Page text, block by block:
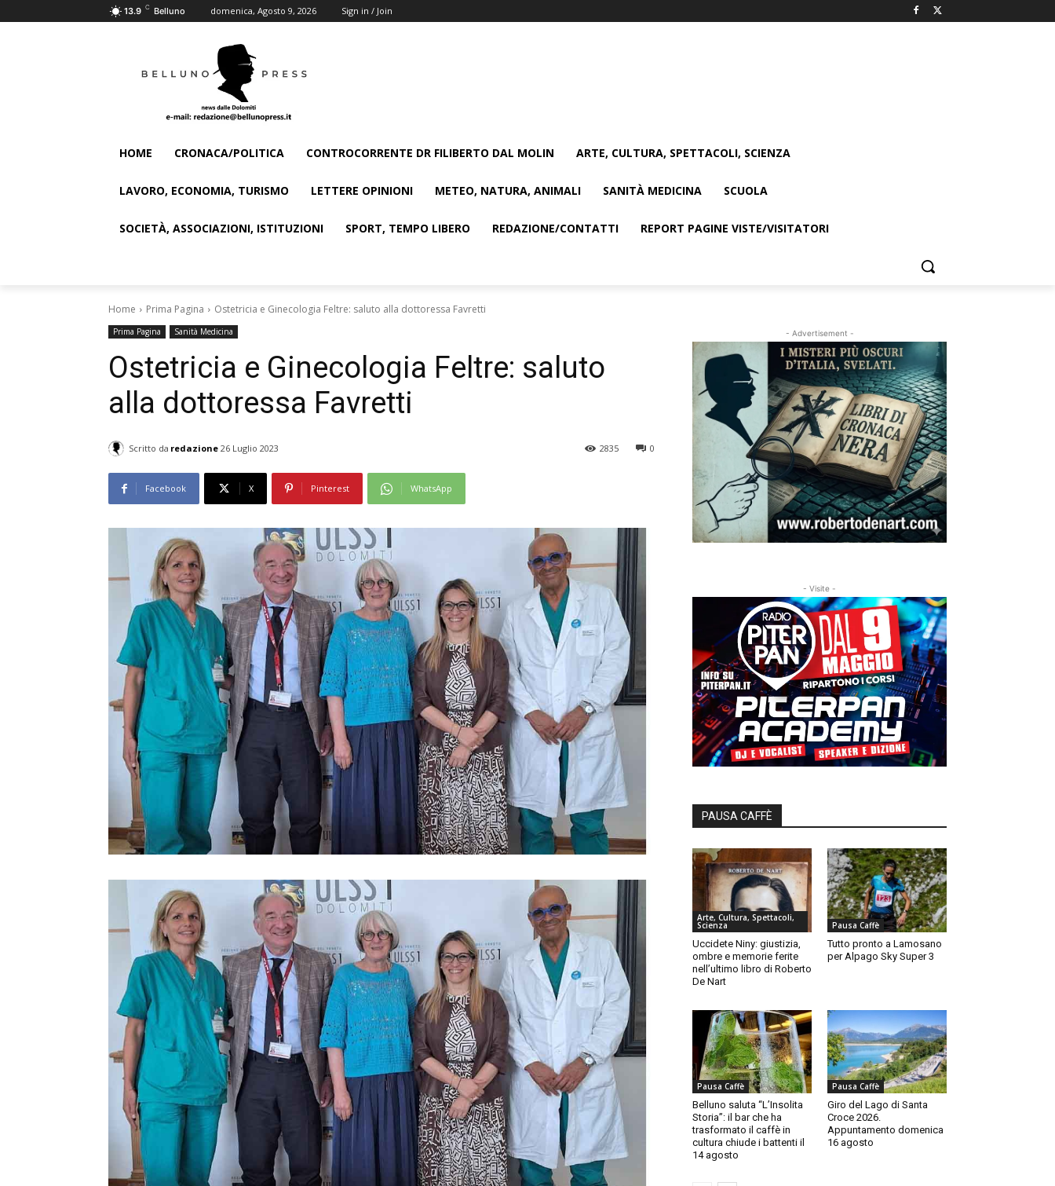
13.9 C Belluno domenica, Agosto 9, 2026 Sign in / Join
HOME CRONACA/POLITICA CONTROCORRENTE DR FILIBERTO DAL MOLIN ARTE, CULTURA, SPETTACOLI, SCIENZA
LAVORO, ECONOMIA, TURISMO LETTERE OPINIONI METEO, NATURA, ANIMALI SANITÀ MEDICINA SCUOLA
SOCIETÀ, ASSOCIAZIONI, ISTITUZIONI SPORT, TEMPO LIBERO REDAZIONE/CONTATTI REPORT PAGINE VISTE/VISITATORI
Home Prima Pagina Ostetricia e Ginecologia Feltre: saluto alla dottoressa Favretti
Prima Pagina Sanità Medicina
Ostetricia e Ginecologia Feltre: saluto
alla dottoressa Favretti
Scritto da redazione 26 Luglio 2023 0
2835
Facebook X Pinterest WhatsApp
- Advertisement -
- Visite -
PAUSA CAFFÈ
Arte, Cultura, Spettacoli,
Scienza
Uccidete Niny: giustizia,
ombre e memorie ferite
nell’ultimo libro di Roberto
De Nart
Pausa Caffè
Tutto pronto a Lamosano
per Alpago Sky Super 3
Pausa Caffè
Belluno saluta “L’Insolita
Storia”: il bar che ha
trasformato il caffè in
cultura chiude i battenti il
14 agosto
Pausa Caffè
Giro del Lago di Santa
Croce 2026.
Appuntamento domenica
16 agosto